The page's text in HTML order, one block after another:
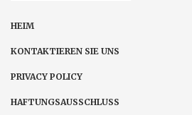
HEIM
KONTAKTIEREN SIE UNS
PRIVACY POLICY
HAFTUNGSAUSSCHLUSS